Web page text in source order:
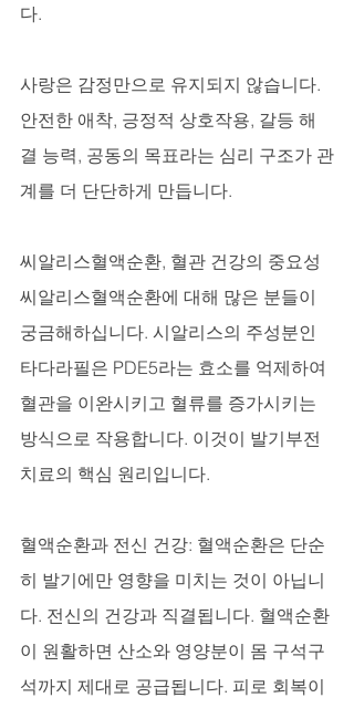
다.
사랑은 감정만으로 유지되지 않습니다.
안전한 애착, 긍정적 상호작용, 갈등 해
결 능력, 공동의 목표라는 심리 구조가 관
계를 더 단단하게 만듭니다.
씨알리스혈액순환, 혈관 건강의 중요성
씨알리스혈액순환에 대해 많은 분들이
궁금해하십니다. 시알리스의 주성분인
타다라필은 PDE5라는 효소를 억제하여
혈관을 이완시키고 혈류를 증가시키는
방식으로 작용합니다. 이것이 발기부전
치료의 핵심 원리입니다.
혈액순환과 전신 건강: 혈액순환은 단순
히 발기에만 영향을 미치는 것이 아닙니
다. 전신의 건강과 직결됩니다. 혈액순환
이 원활하면 산소와 영양분이 몸 구석구
석까지 제대로 공급됩니다. 피로 회복이